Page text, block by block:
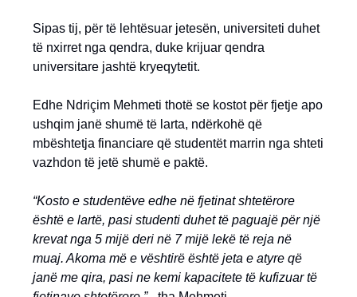
Sipas tij, për të lehtësuar jetesën, universiteti duhet
të nxirret nga qendra, duke krijuar qendra
universitare jashtë kryeqytetit.
Edhe Ndriçim Mehmeti thotë se kostot për fjetje apo
ushqim janë shumë të larta, ndërkohë që
mbështetja financiare që studentët marrin nga shteti
vazhdon të jetë shumë e paktë.
“Kosto e studentëve edhe në fjetinat shtetërore
është e lartë, pasi studenti duhet të paguajë për një
krevat nga 5 mijë deri në 7 mijë lekë të reja në
muaj. Akoma më e vështirë është jeta e atyre që
janë me qira, pasi ne kemi kapacitete të kufizuar të